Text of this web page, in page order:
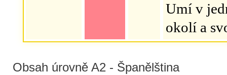
Umí v
okolí a
Obsah úrovně A2 - Španělština